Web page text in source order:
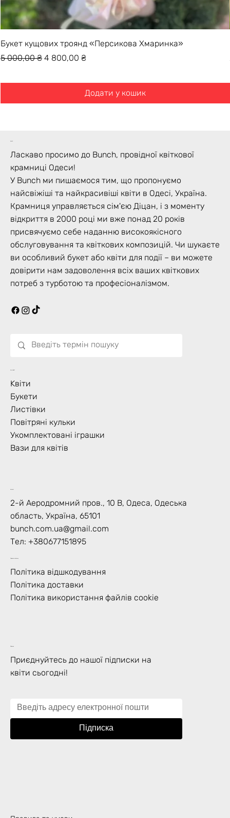
Букет кущових троянд «Персикова Хмаринка»
Звичайна ціна
5 000,00 ₴ За розпродажем
4 800,00 ₴
Додати у кошик
bunch
Ласкаво просимо до Bunch, провідної квіткової
крамниці Одеси!
У Bunch ми пишаємося тим, що пропонуємо
найсвіжіші та найкрасивіші квіти в Одесі, Україна.
Крамниця управляється сім'єю Діцан, і з моменту
відкриття в 2000 році ми вже понад 20 років
присвячуємо себе наданню високоякісного
обслуговування та квіткових композицій. Чи шукаєте
ви особливий букет або квіти для події – ви можете
довірити нам задоволення всіх ваших квіткових
потреб з турботою та професіоналізмом.
Що Цвіте?
Kвіти
Букети
Листівки
Повітряні кульки
Укомплектовані іграшки
Вази для квітів
Контакт
2-й Аеродромний пров., 10 В, Одеса, Одеська
область, Україна, 65101
bunch.com.ua@gmail.com
Тел: +380677151895
Правила магазину
Політика відшкодування
Політика доставки
Політика використання файлів cookie
Підписка
Приєднуйтесь до нашої підписки на
квіти сьогодні!
Підписка